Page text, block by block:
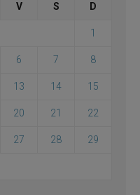
V S D
1
6 7 8
13 14 15
20 21 22
27 28 29